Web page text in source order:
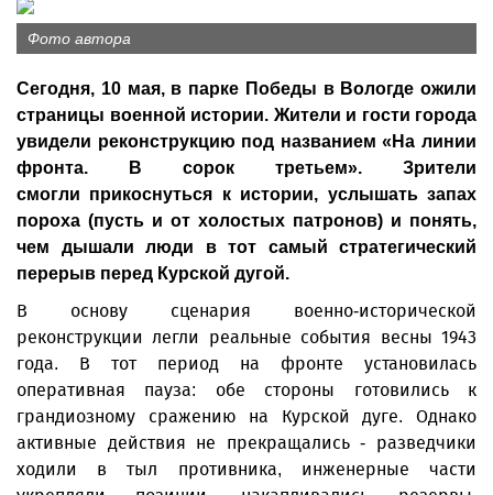
Фото автора
Сегодня, 10 мая, в парке Победы в Вологде ожили
страницы военной истории. Жители и гости города
увидели реконструкцию под названием «На линии
фронта. В сорок третьем». Зрители
смогли прикоснуться к истории, услышать запах
пороха (пусть и от холостых патронов) и понять,
чем дышали люди в тот самый стратегический
перерыв перед Курской дугой.
В основу сценария военно-исторической
реконструкции легли реальные события весны 1943
года. В тот период на фронте установилась
оперативная пауза: обе стороны готовились к
грандиозному сражению на Курской дуге. Однако
активные действия не прекращались - разведчики
ходили в тыл противника, инженерные части